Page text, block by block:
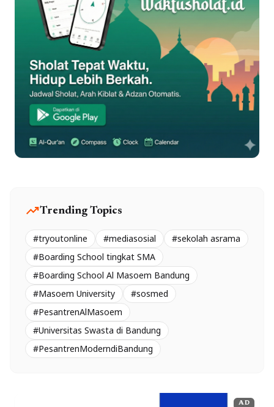
trending_upTrending Topics
#tryoutonline #mediasosial
#sekolah asrama
#Boarding School tingkat SMA
#Boarding School Al Masoem Bandung
#Masoem University
#sosmed
#PesantrenAlMasoem
#Universitas Swasta di Bandung
#PesantrenModerndiBandung
AD